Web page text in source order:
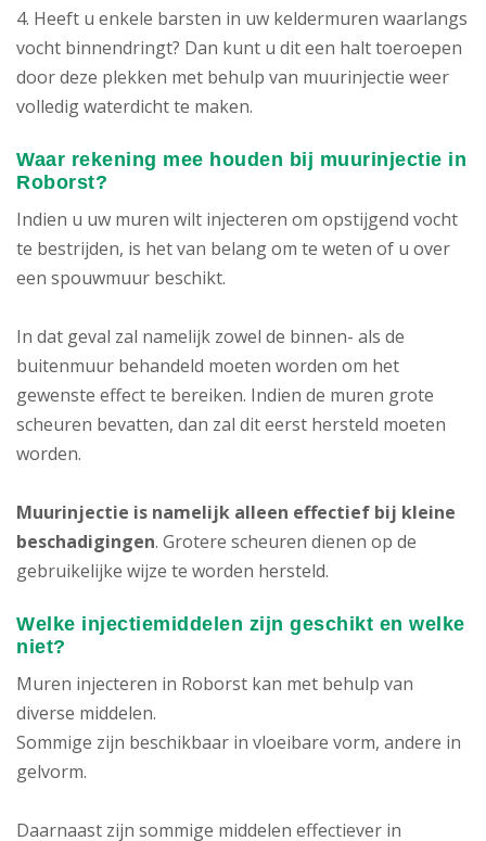
4. Heeft u enkele barsten in uw keldermuren waarlangs
vocht binnendringt? Dan kunt u dit een halt toeroepen
door deze plekken met behulp van muurinjectie weer
volledig waterdicht te maken.
Waar rekening mee houden bij muurinjectie in
Roborst?
Indien u uw muren wilt injecteren om opstijgend vocht
te bestrijden, is het van belang om te weten of u over
een spouwmuur beschikt.
In dat geval zal namelijk zowel de binnen- als de
buitenmuur behandeld moeten worden om het
gewenste effect te bereiken. Indien de muren grote
scheuren bevatten, dan zal dit eerst hersteld moeten
worden.
Muurinjectie is namelijk alleen effectief bij kleine
beschadigingen. Grotere scheuren dienen op de
gebruikelijke wijze te worden hersteld.
Welke injectiemiddelen zijn geschikt en welke
niet?
Muren injecteren in Roborst kan met behulp van
diverse middelen.
Sommige zijn beschikbaar in vloeibare vorm, andere in
gelvorm.
Daarnaast zijn sommige middelen effectiever in